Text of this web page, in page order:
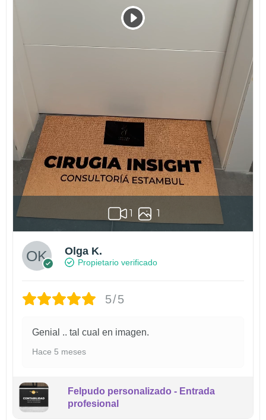
1 1
Olga K.
Propietario verificado
5/5
Genial .. tal cual en imagen.
Hace 5 meses
Felpudo personalizado - Entrada
profesional